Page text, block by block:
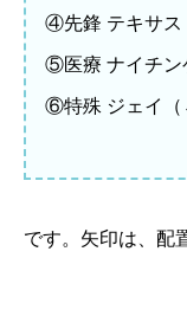
④先鋒 テキサス
⑤医療 ナイチン
⑥特殊 ジェイ（
です。矢印は、配